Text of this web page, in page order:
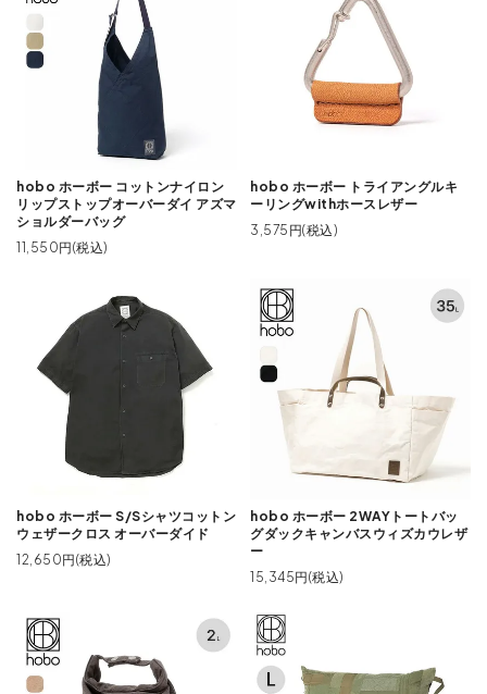
hobo ホーボー コットンナイロン
リップストップオーバーダイ アズマ
ショルダーバッグ
11,550円(税込)
hobo ホーボー トライアングルキ
ーリングwithホースレザー
3,575円(税込)
hobo ホーボー S/Sシャツコットン
ウェザークロス オーバーダイド
12,650円(税込)
hobo ホーボー 2WAYトートバッ
グダックキャンバスウィズカウレザ
ー
15,345円(税込)